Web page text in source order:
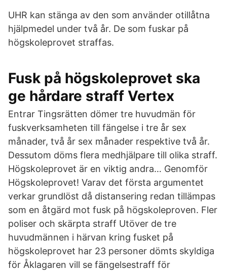
UHR kan stänga av den som använder otillåtna
hjälpmedel under två år. De som fuskar på
högskoleprovet straffas.
Fusk på högskoleprovet ska
ge hårdare straff Vertex
Entrar Tingsrätten dömer tre huvudmän för
fuskverksamheten till fängelse i tre år sex
månader, två år sex månader respektive två år.
Dessutom döms flera medhjälpare till olika straff.
Högskoleprovet är en viktig andra… Genomför
Högskoleprovet! Varav det första argumentet
verkar grundlöst då distansering redan tillämpas
som en åtgärd mot fusk på högskoleproven. Fler
poliser och skärpta straff Utöver de tre
huvudmännen i härvan kring fusket på
högskoleprovet har 23 personer dömts skyldiga
för Åklagaren vill se fängelsestraff för